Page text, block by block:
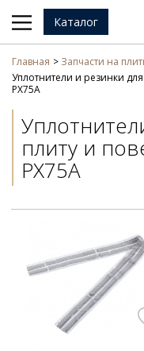
Каталог
Главная
Запчасти на
Уплотнители и резинки
PX75A
плиту и
PX75A